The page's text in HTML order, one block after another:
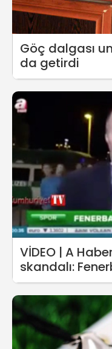
Göç dalgası
da getirdi
VİDEO | A
skandalı:
sloganı